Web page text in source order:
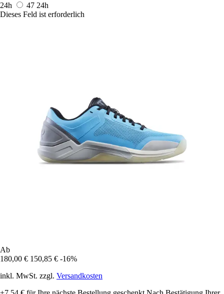
24h
47 24h
Dieses Feld ist erforderlich
Ab
180,00 € 150,85 € -16%
inkl. MwSt. zzgl. Versandkosten